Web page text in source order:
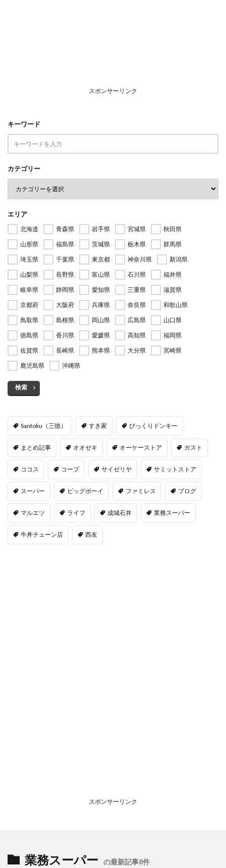
スポンサーリンク
キーワード
カテゴリー
エリア
北海道 青森県 岩手県 宮城県
秋田県
山形県
福島県 茨城県 栃木県
群馬県
埼玉県
千葉県 東京都 神奈川県
新潟県
山梨県
長野県 富山県 石川県
福井県
岐阜県
静岡県 愛知県 三重県
滋賀県
京都府
大阪府 兵庫県 奈良県
和歌山県
鳥取県
島根県 岡山県 広島県
山口県
徳島県
香川県 愛媛県 高知県
福岡県
佐賀県
長崎県 熊本県 大分県
宮崎県
鹿児島県
沖縄県
検索
Santoku（三徳） すき家 びっくりドンキー
まとめ記事 オオゼキ オーケーストア ガスト
ココス コープ サイゼリヤ サミットストア
スーパー ビッグボーイ ファミレス ブログ
マルエツ ライフ 成城石井 業務スーパー
牛丼チェーン店 西友
スポンサーリンク
業務スーパー の最新記事8件